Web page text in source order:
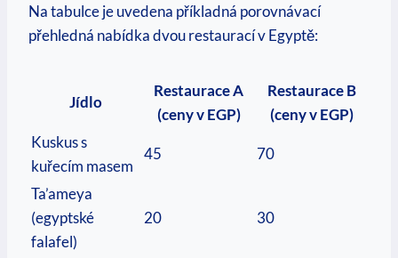
Na ‌tabulce⁢ je ‍uvedena příkladná porovnávací​
přehledná nabídka dvou restaurací v⁢ Egyptě:
Jídlo
Restaurace A
(ceny v EGP)
Restaurace B
(ceny v EGP)
Kuskus s
kuřecím masem
45 70
Ta’ameya
‍(egyptské
falafel)
20 30